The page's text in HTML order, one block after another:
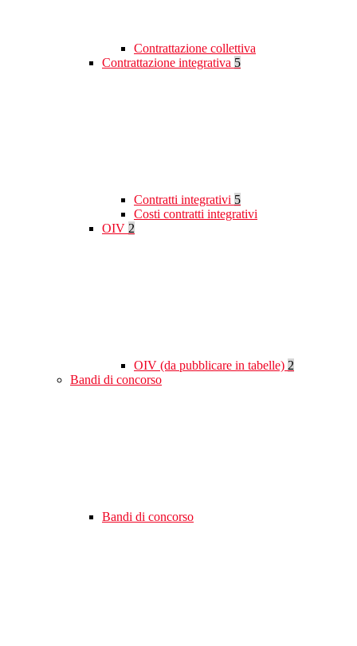
Contrattazione collettiva
Contrattazione integrativa 5
Contratti integrativi 5
Costi contratti integrativi
OIV 2
OIV (da pubblicare in tabelle) 2
Bandi di concorso
Bandi di concorso